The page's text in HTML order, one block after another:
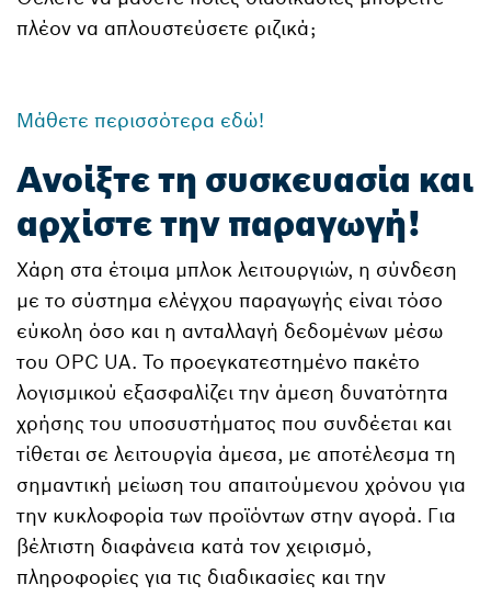
πλέον να απλουστεύσετε ριζικά;
Μάθετε περισσότερα εδώ!
Ανοίξτε τη συσκευασία και
αρχίστε την παραγωγή!
Χάρη στα έτοιμα μπλοκ λειτουργιών, η σύνδεση
με το σύστημα ελέγχου παραγωγής είναι τόσο
εύκολη όσο και η ανταλλαγή δεδομένων μέσω
του OPC UA. Το προεγκατεστημένο πακέτο
λογισμικού εξασφαλίζει την άμεση δυνατότητα
χρήσης του υποσυστήματος που συνδέεται και
τίθεται σε λειτουργία άμεσα, με αποτέλεσμα τη
σημαντική μείωση του απαιτούμενου χρόνου για
την κυκλοφορία των προϊόντων στην αγορά. Για
βέλτιστη διαφάνεια κατά τον χειρισμό,
πληροφορίες για τις διαδικασίες και την